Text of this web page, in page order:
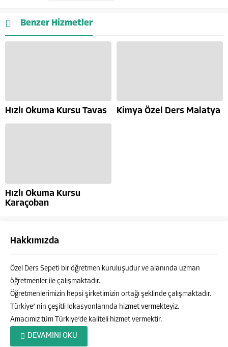
Benzer Hizmetler
Hızlı Okuma Kursu Tavas Kimya Özel Ders Malatya
Hızlı Okuma Kursu
Karaçoban
Hakkımızda
Özel Ders Sepeti bir öğretmen kuruluşudur ve alanında uzman
öğretmenler ile çalışmaktadır.
Öğretmenlerimizin hepsi şirketimizin ortağı şeklinde çalışmaktadır.
Türkiye’ nin çeşitli lokasyonlarında hizmet vermekteyiz.
Amacımız tüm Türkiye’de kaliteli hizmet vermektir.
DEVAMINI OKU
Özel Ders Sepeti